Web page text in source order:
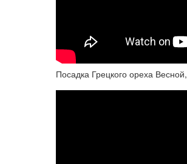
Посадка Грецкого ореха